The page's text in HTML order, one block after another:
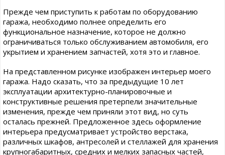
Прежде чем приступить к работам по оборудованию
гаража, необходимо полнее определить его
функциональное назначение, которое не должно
ограничиваться только обслуживанием автомобиля, его
укрытием и хранением запчастей, хотя это и главное.
На представленном рисунке изображен интерьер моего
гаража. Надо сказать, что за предыдущие 10 лет
эксплуатации архитектурно-планировочные и
конструктивные решения претерпели значительные
изменения, прежде чем приняли этот вид, но суть
осталась прежней. Предложенное здесь оформление
интерьера предусматривает устройство верстака,
различных шкафов, антресолей и стеллажей для хранения
крупногабаритных, средних и мелких запасных частей,